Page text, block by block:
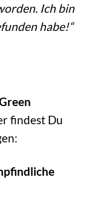
Ich bin
habe!“
findest Du